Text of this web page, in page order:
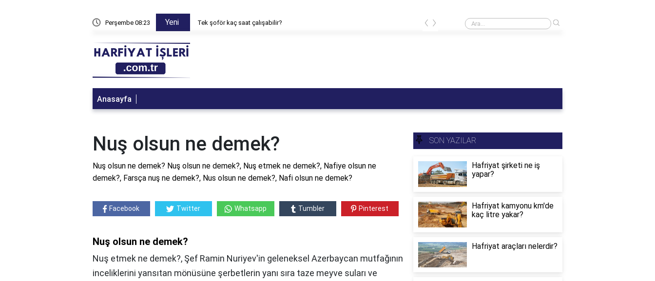
Perşembe 08:23 Yeni 1 ton kaç Mikap? B sınıfı ehliyet C1 kullanabilir mi?
‹ ›
Anasayfa
Nuş olsun ne demek?
Nuş olsun ne demek? Nuş olsun ne demek?, Nuş etmek ne demek?, Nafiye olsun ne
demek?, Farsça nuş ne demek?, Nus olsun ne demek?, Nafi olsun ne demek?
Facebook Twitter Whatsapp Tumbler Pinterest
Nuş olsun ne demek?
Nuş etmek ne demek?, Şef Ramin Nuriyev'in geleneksel Azerbaycan mutfağının
inceliklerini yansıtan mönüsüne şerbetlerin yanı sıra taze meyve suları ve
SON YAZILAR
Hafriyat şirketi ne iş
yapar?
Hafriyat kamyonu km'de
kaç litre yakar?
Hafriyat araçları nelerdir?